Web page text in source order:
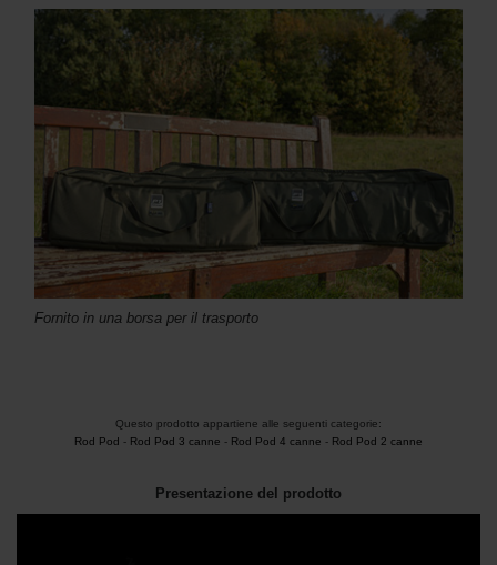
Fornito in una borsa per il trasporto
Questo prodotto appartiene alle seguenti categorie:
Rod Pod - Rod Pod 3 canne - Rod Pod 4 canne - Rod Pod 2 canne
Presentazione del prodotto